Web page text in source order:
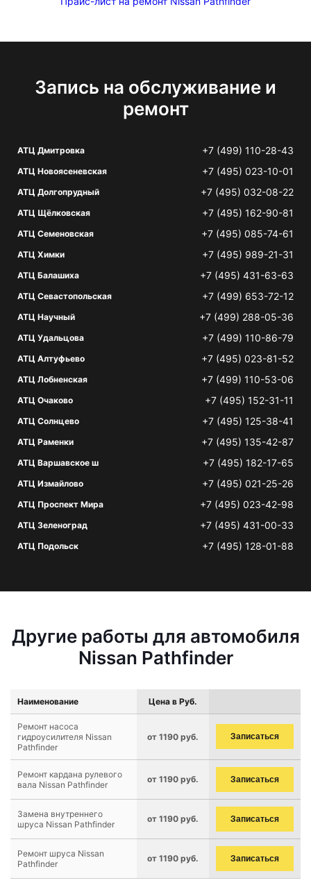
Запись на обслуживание и
ремонт
АТЦ Дмитровка +7 (499) 110-28-43
АТЦ Новоясеневская +7 (495) 023-10-01
АТЦ Долгопрудный +7 (495) 032-08-22
АТЦ Щёлковская +7 (495) 162-90-81
АТЦ Семеновская +7 (495) 085-74-61
АТЦ Химки +7 (495) 989-21-31
АТЦ Балашиха +7 (495) 431-63-63
АТЦ Севастопольская +7 (499) 653-72-12
АТЦ Научный +7 (499) 288-05-36
АТЦ Удальцова +7 (499) 110-86-79
АТЦ Алтуфьево +7 (495) 023-81-52
АТЦ Лобненская +7 (499) 110-53-06
АТЦ Очаково +7 (495) 152-31-11
АТЦ Солнцево +7 (495) 125-38-41
АТЦ Раменки +7 (495) 135-42-87
АТЦ Варшавское ш +7 (495) 182-17-65
АТЦ Измайлово +7 (495) 021-25-26
АТЦ Проспект Мира +7 (495) 023-42-98
АТЦ Зеленоград +7 (495) 431-00-33
АТЦ Подольск +7 (495) 128-01-88
Другие работы для автомобиля
Nissan Pathfinder
Наименование Цена в Руб.
Ремонт насоса
гидроусилителя Nissan
Pathfinder
от 1190 руб. Записаться
Ремонт кардана рулевого
вала Nissan Pathfinder
от 1190 руб. Записаться
Замена внутреннего
шруса Nissan Pathfinder
от 1190 руб. Записаться
Ремонт шруса Nissan
Pathfinder
от 1190 руб. Записаться